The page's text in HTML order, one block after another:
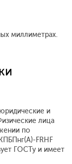
миллиметрах.
и
лица
по
FRHF
ГОСТу и имеет